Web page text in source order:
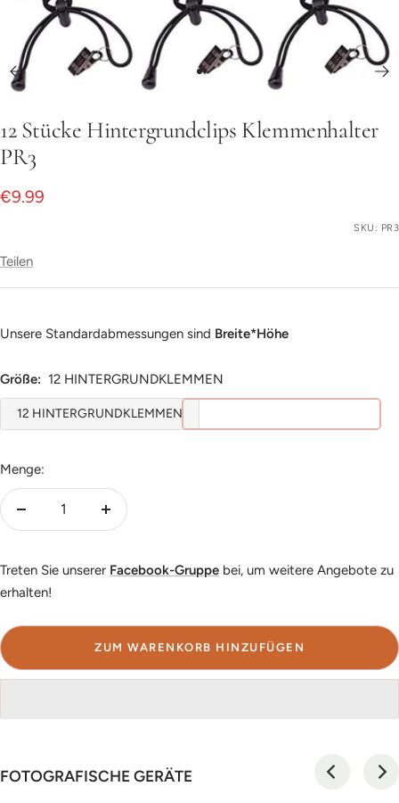
1
gehen
12 Stücke Hintergrundclips Klemmenhalter
PR3
Angebotspreis
€9.99
SKU: PR3
Teilen
Unsere Standardabmessungen sind Breite*Höhe
Größe: 12 HINTERGRUNDKLEMMEN
12 HINTERGRUNDKLEMMEN
Menge:
Menge
Treten Sie unserer Facebook-Gruppe bei, um weitere Angebote zu
erhalten!
ZUM WARENKORB HINZUFÜGEN
FOTOGRAFISCHE GERÄTE